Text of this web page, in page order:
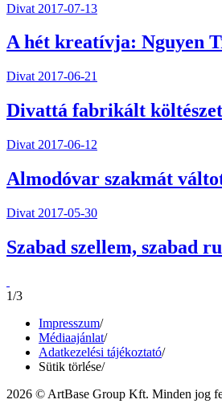
Divat 2017-07-13
A hét kreatívja: Nguyen
Divat 2017-06-21
Divattá fabrikált
Divat 2017-06-12
Almodóvar szakmát
Divat 2017-05-30
Szabad szellem, szabad
1/3
Impresszum/
Médiaajánlat/
Adatkezelési tájékoztató/
Sütik törlése/
2026 © ArtBase Group Kft. Minden jog